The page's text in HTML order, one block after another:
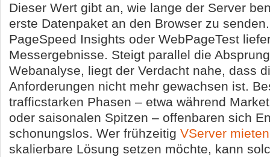
Dieser Wert gibt an, wie lange der Server
erste Datenpaket an den Browser zu
PageSpeed Insights oder WebPageTest
Messergebnisse. Steigt parallel die
Webanalyse, liegt der Verdacht nahe, dass
Anforderungen nicht mehr gewachsen ist.
trafficstarken Phasen – etwa während
oder saisonalen Spitzen – offenbaren sich
schonungslos. Wer frühzeitig VServer mieten
skalierbare Lösung setzen möchte, kann